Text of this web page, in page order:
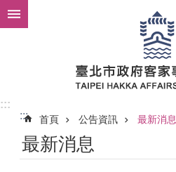
跳到主要內容區塊
:::
:::
首頁 公告資訊 最新消息
最新消息